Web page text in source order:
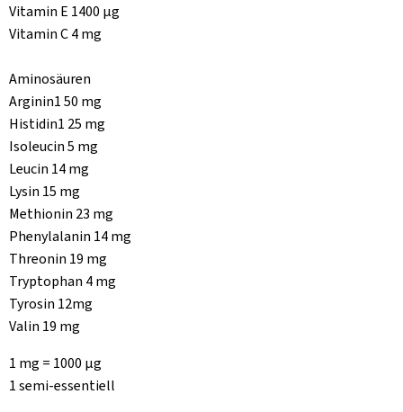
Vitamin E 1400 µg
Vitamin C 4 mg
Aminosäuren
Arginin1 50 mg
Histidin1 25 mg
Isoleucin 5 mg
Leucin 14 mg
Lysin 15 mg
Methionin 23 mg
Phenylalanin 14 mg
Threonin 19 mg
Tryptophan 4 mg
Tyrosin 12mg
Valin 19 mg
1 mg = 1000 µg
1 semi-essentiell